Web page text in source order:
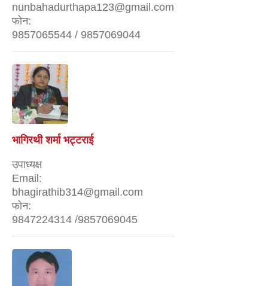
nunbahadurthapa123@gmail.com
फोन:
9857065544 / 9857069044
भागिरथी शर्मा भट्टराई
उपाध्यक्ष
Email:
bhagirathib314@gmail.com
फोन:
9847224314 /9857069045